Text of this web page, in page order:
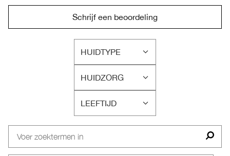
Schrijf een beoordeling
HUIDTYPE
FILTER
BEOORDELINGEN
OP
HUIDTYPE
HUIDZORG
FILTER
BEOORDELINGEN
OP
HUIDZORG
LEEFTIJD
FILTER
BEOORDELINGEN
LEEFTIJD